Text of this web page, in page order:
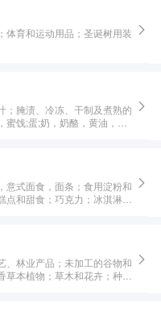
体育和运动用品；圣诞树用装
；腌渍、冷冻、干制及煮熟的
饯;蛋;奶，奶酪，黄油，酸
意式面食，面条；食用淀粉和
和甜食；巧克力；冰淇淋，
、林业产品；未加工的谷物和
本植物；草木和花卉；种植